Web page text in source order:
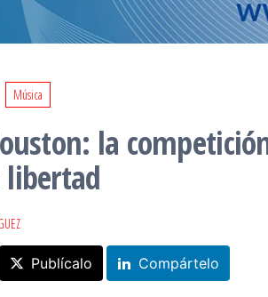
Música
la
libertad
Publícalo Compártelo